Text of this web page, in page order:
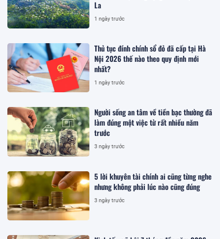
La
1 ngày trước
Thủ tục đính chính sổ đỏ đã cấp tại Hà
Nội 2026 thế nào theo quy định mới
nhất?
1 ngày trước
Người sống an tâm về tiền bạc thường đã
làm đúng một việc từ rất nhiều năm
trước
3 ngày trước
5 lời khuyên tài chính ai cũng từng nghe
nhưng không phải lúc nào cũng đúng
3 ngày trước